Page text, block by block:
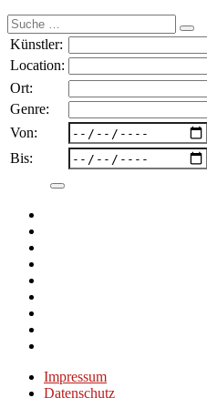
Suche
nach:
Künstler:
Location:
Ort:
Genre:
Von:
Bis:
Impressum
Datenschutz